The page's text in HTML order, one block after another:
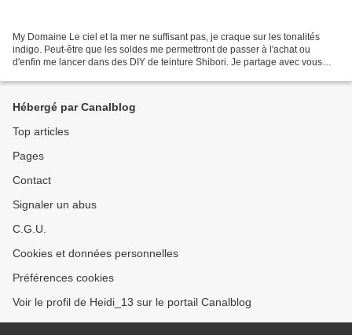
My Domaine Le ciel et la mer ne suffisant pas, je craque sur les tonalités
indigo. Peut-être que les soldes me permettront de passer à l'achat ou
d'enfin me lancer dans des DIY de teinture Shibori. Je partage avec vous
Hébergé par Canalblog
Top articles
Pages
Contact
Signaler un abus
C.G.U.
Cookies et données personnelles
Préférences cookies
Voir le profil de Heidi_13 sur le portail Canalblog